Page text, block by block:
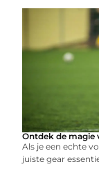
Ontdek de magie
Als je een echte
juiste gear